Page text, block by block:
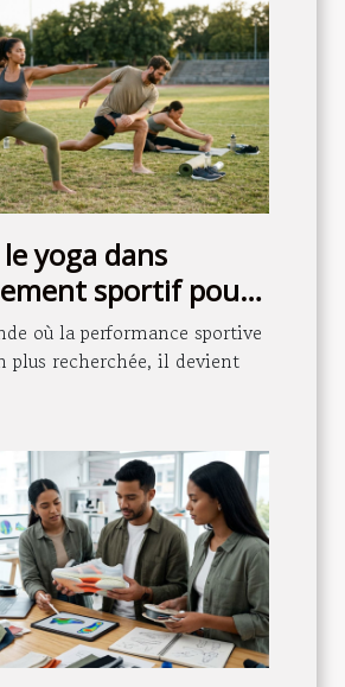
yoga dans
sportif pour
où la performance sportive
plus recherchée, il devient